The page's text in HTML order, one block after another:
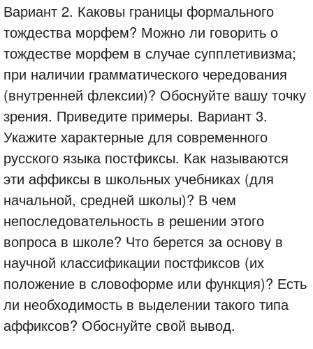
Вариант 2. Каковы границы формального
тождества морфем? Можно ли говорить о
тождестве морфем в случае супплетивизма;
при наличии грамматического чередования
(внутренней флексии)? Обоснуйте вашу точку
зрения. Приведите примеры. Вариант 3.
Укажите характерные для современного
русского языка постфиксы. Как называются
эти аффиксы в школьных учебниках (для
начальной, средней школы)? В чем
непоследовательность в решении этого
вопроса в школе? Что берется за основу в
научной классификации постфиксов (их
положение в словоформе или функция)? Есть
ли необходимость в выделении такого типа
аффиксов? Обоснуйте свой вывод.